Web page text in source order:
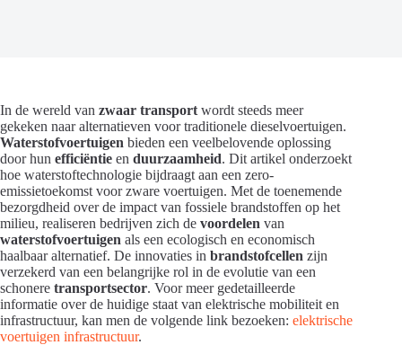
In de wereld van zwaar transport wordt steeds meer
gekeken naar alternatieven voor traditionele dieselvoertuigen.
Waterstofvoertuigen bieden een veelbelovende oplossing
door hun efficiëntie en duurzaamheid. Dit artikel onderzoekt
hoe waterstoftechnologie bijdraagt aan een zero-
emissietoekomst voor zware voertuigen. Met de toenemende
bezorgdheid over de impact van fossiele brandstoffen op het
milieu, realiseren bedrijven zich de voordelen van
waterstofvoertuigen als een ecologisch en economisch
haalbaar alternatief. De innovaties in brandstofcellen zijn
verzekerd van een belangrijke rol in de evolutie van een
schonere transportsector. Voor meer gedetailleerde
informatie over de huidige staat van elektrische mobiliteit en
infrastructuur, kan men de volgende link bezoeken: elektrische
voertuigen infrastructuur.